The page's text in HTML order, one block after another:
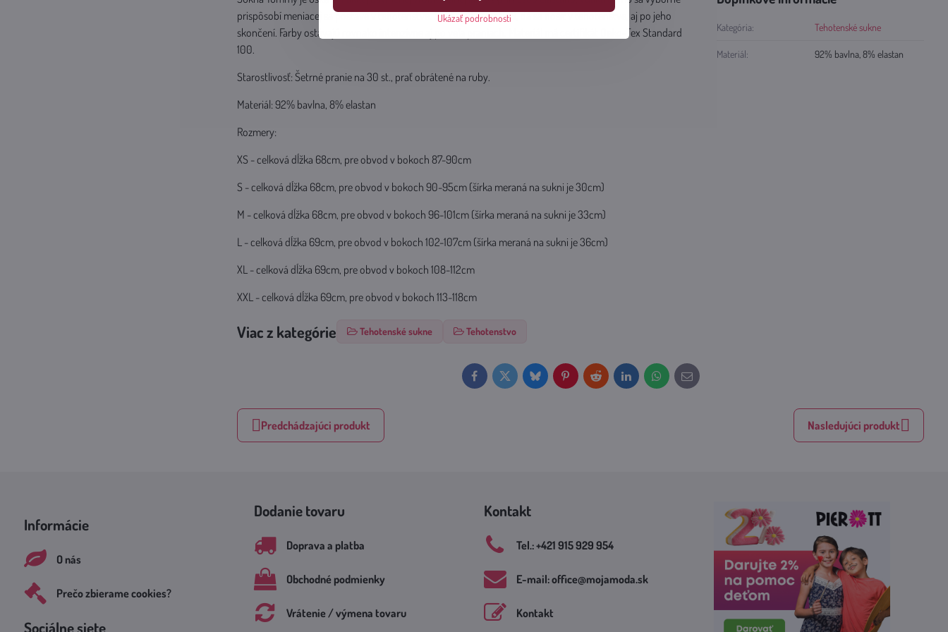
prispôsobí meniacej sa postave v tehotenstve. Sukňa nikde netlačí, dá sa nosiť v tehotenstve, aj po jeho
skončení. Farby ostávajú rovnako intenzívne aj po veľa praniach. Materiál má certifikát Oeko-Tex Standard
100.
Starostlivosť: Šetrné pranie na 30 st., prať obrátené na ruby.
Materiál: 92% bavlna, 8% elastan
Rozmery:
XS - celková dĺžka 68cm, pre obvod v bokoch 87-90cm
S - celková dĺžka 68cm, pre obvod v bokoch 90-95cm (šírka meraná na sukni je 30cm)
M - celková dĺžka 68cm, pre obvod v bokoch 96-101cm (šírka meraná na sukni je 33cm)
L - celková dĺžka 69cm, pre obvod v bokoch 102-107cm (šírka meraná na sukni je 36cm)
XL - celková dĺžka 69cm, pre obvod v bokoch 108-112cm
XXL - celková dĺžka 69cm, pre obvod v bokoch 113-118cm
Viac z kategórie Tehotenské sukne Tehotenstvo
Kategória: Tehotenské sukne
Materiál: 92% bavlna, 8% elastan
FacebookTwitterBlueskyPinterestReddit LinkedInWhatsApp
E-
mail
Predchádzajúci produkt Nasledujúci produkt
Informácie
O nás
Prečo zbierame cookies?
Sociálne siete
Dodanie tovaru
Doprava a platba
Obchodné podmienky
Vrátenie / výmena tovaru
Kontakt
Tel​.: +421 915 929 954
E-mail: office​@mojamoda​.sk
Kontakt
Ukázať podrobnosti